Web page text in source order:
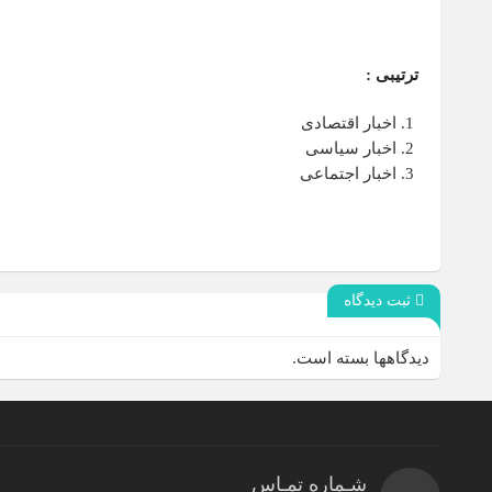
ترتیبی :
اخبار اقتصادی
اخبار سیاسی
اخبار اجتماعی
ثبت دیدگاه
دیدگاهها بسته است.
شـماره تمـاس